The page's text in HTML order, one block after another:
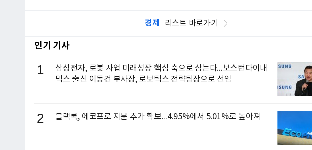
경제 리스트 바로가기
인기 기사
1
삼성전자, 로봇 사업 미래성장 핵심 축으로 삼는다...보스턴다이내
믹스 출신 이동건 부사장, 로보틱스 전략팀장으로 선임
2 블랙록, 에코프로 지분 추가 확보...4.95%에서 5.01%로 높아져